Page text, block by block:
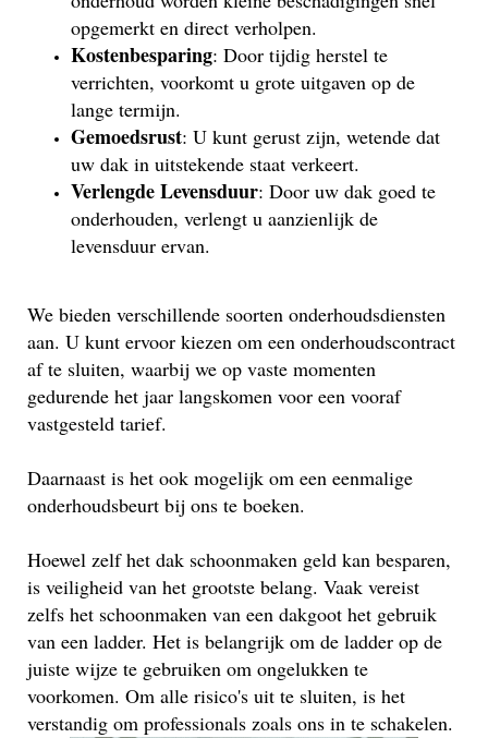
opgemerkt en direct verholpen.
Kostenbesparing: Door tijdig herstel te
verrichten, voorkomt u grote uitgaven op de
lange termijn.
Gemoedsrust: U kunt gerust zijn, wetende dat
uw dak in uitstekende staat verkeert.
Verlengde Levensduur: Door uw dak goed te
onderhouden, verlengt u aanzienlijk de
levensduur ervan.
We bieden verschillende soorten onderhoudsdiensten
aan. U kunt ervoor kiezen om een onderhoudscontract
af te sluiten, waarbij we op vaste momenten
gedurende het jaar langskomen voor een vooraf
vastgesteld tarief.
Daarnaast is het ook mogelijk om een eenmalige
onderhoudsbeurt bij ons te boeken.
Hoewel zelf het dak schoonmaken geld kan besparen,
is veiligheid van het grootste belang. Vaak vereist
zelfs het schoonmaken van een dakgoot het gebruik
van een ladder. Het is belangrijk om de ladder op de
juiste wijze te gebruiken om ongelukken te
voorkomen. Om alle risico's uit te sluiten, is het
verstandig om professionals zoals ons in te schakelen.